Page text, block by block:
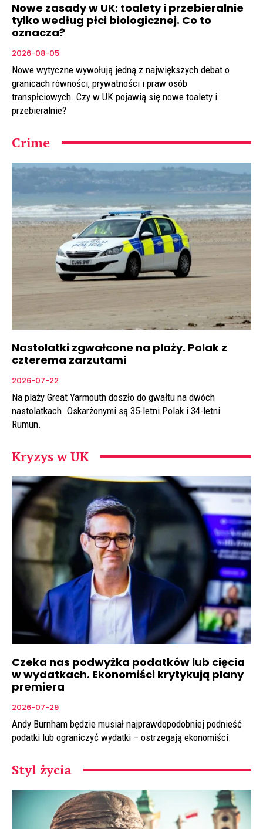
Nowe zasady w UK: toalety i przebieralnie
tylko według płci biologicznej. Co to
oznacza?
2026-08-05
Nowe wytyczne wywołują jedną z największych debat o
granicach równości, prywatności i praw osób
transpłciowych. Czy w UK pojawią się nowe toalety i
przebieralnie?
Crime
Nastolatki zgwałcone na plaży. Polak z
czterema zarzutami
2026-07-22
Na plaży Great Yarmouth doszło do gwałtu na dwóch
nastolatkach. Oskarżonymi są 35-letni Polak i 34-letni
Rumun.
Kryzys w UK
Czeka nas podwyżka podatków lub cięcia
w wydatkach. Ekonomiści krytykują plany
premiera
2026-07-29
Andy Burnham będzie musiał najprawdopodobniej podnieść
podatki lub ograniczyć wydatki – ostrzegają ekonomiści.
Styl życia